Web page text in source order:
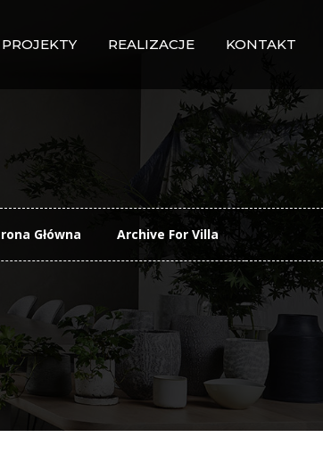
PROJEKTY REALIZACJE KONTAKT
Główna Archive For Villa